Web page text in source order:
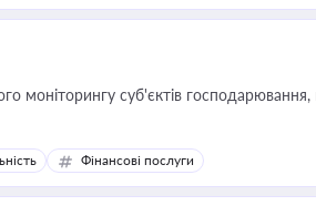
моніторингу суб'єктів
Фінансові послуги